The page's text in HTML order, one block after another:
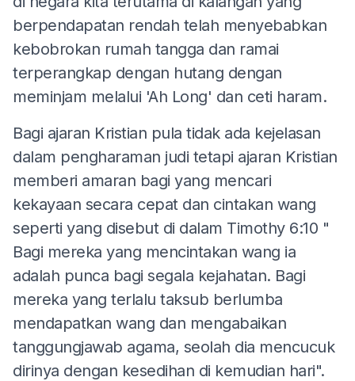
berpendapatan rendah telah menyebabkan
kebobrokan rumah tangga dan ramai
terperangkap dengan hutang dengan
meminjam melalui 'Ah Long' dan ceti haram.
Bagi ajaran Kristian pula tidak ada kejelasan
dalam pengharaman judi tetapi ajaran Kristian
memberi amaran bagi yang mencari
kekayaan secara cepat dan cintakan wang
seperti yang disebut di dalam Timothy 6:10 "
Bagi mereka yang mencintakan wang ia
adalah punca bagi segala kejahatan. Bagi
mereka yang terlalu taksub berlumba
mendapatkan wang dan mengabaikan
tanggungjawab agama, seolah dia mencucuk
dirinya dengan kesedihan di kemudian hari".